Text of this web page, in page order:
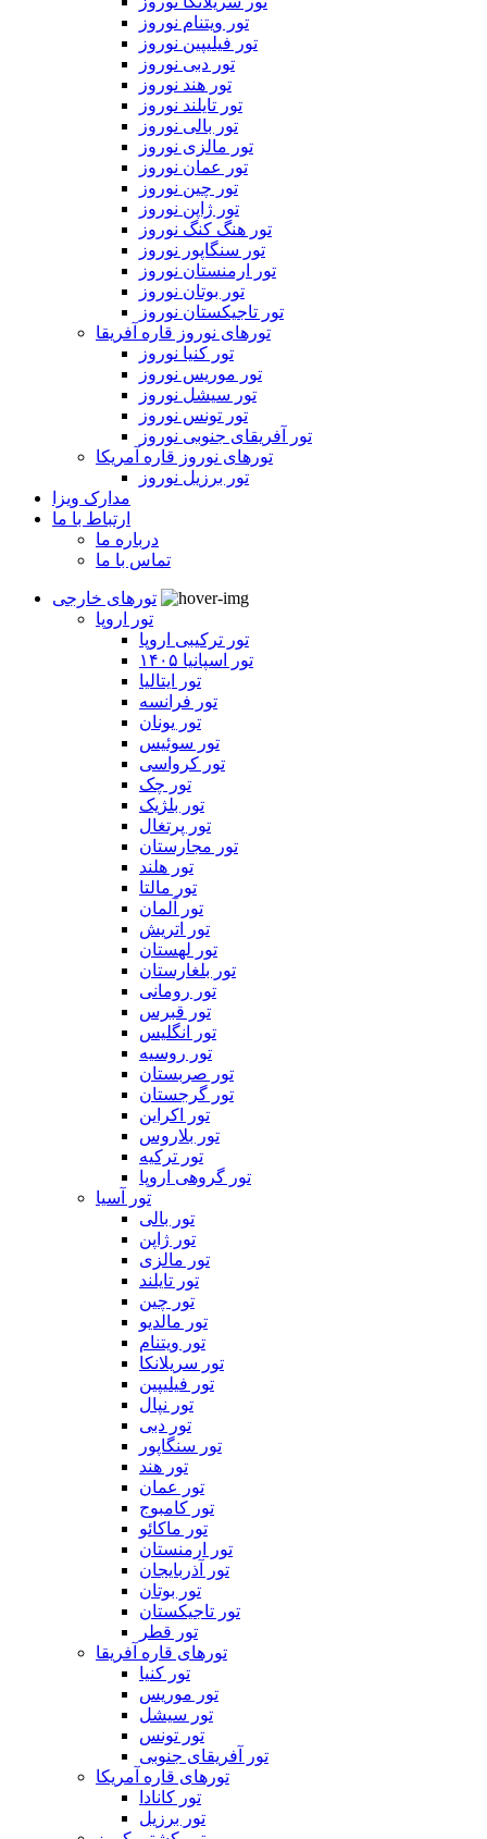
تور ویتنام نوروز
تور فیلیپین نوروز
تور دبی نوروز
تور هند نوروز
تور تایلند نوروز
تور بالی نوروز
تور مالزی نوروز
تور عمان نوروز
تور چین نوروز
تور ژاپن نوروز
تور هنگ کنگ نوروز
تور سنگاپور نوروز
تور ارمنستان نوروز
تور بوتان نوروز
تور تاجیکستان نوروز
تورهای نوروز قاره آفریقا
تور کنیا نوروز
تور موریس نوروز
تور سیشل نوروز
تور تونس نوروز
تور آفریقای جنوبی نوروز
تورهای نوروز قاره آمریکا
تور برزیل نوروز
مدارک ویزا
ارتباط با ما
درباره ما
تماس با ما
تورهای خارجی
تور اروپا
تور ترکیبی اروپا
تور اسپانیا ۱۴۰۵
تور ایتالیا
تور فرانسه
تور یونان
تور سوئیس
تور کرواسی
تور چک
تور بلژیک
تور پرتغال
تور مجارستان
تور هلند
تور مالتا
تور آلمان
تور اتریش
تور لهستان
تور بلغارستان
تور رومانی
تور قبرس
تور انگلیس
تور روسیه
تور صربستان
تور گرجستان
تور اکراین
تور بلاروس
تور ترکیه
تور گروهی اروپا
تور آسیا
تور بالی
تور ژاپن
تور مالزی
تور تایلند
تور چین
تور مالدیو
تور ویتنام
تور سریلانکا
تور فیلیپین
تور نپال
تور دبی
تور سنگاپور
تور هند
تور عمان
تور کامبوج
تور ماکائو
تور ارمنستان
تور آذربایجان
تور بوتان
تور تاجیکستان
تور قطر
تورهای قاره آفریقا
تور کنیا
تور موریس
تور سیشل
تور تونس
تور آفریقای جنوبی
تورهای قاره آمریکا
تور کانادا
تور برزیل